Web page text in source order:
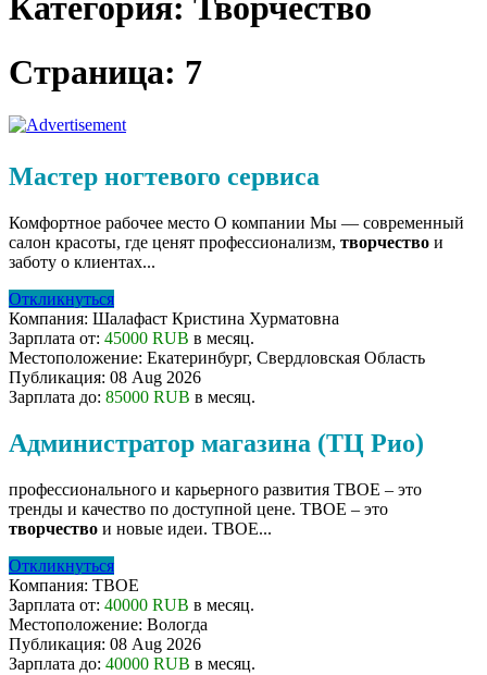
Категория: Творчество
Страница: 7
Мастер ногтевого сервиса
Комфортное рабочее место О компании Мы — современный
салон красоты, где ценят профессионализм, творчество и
заботу о клиентах...
Откликнуться
Компания: Шалафаст Кристина Хурматовна
Зарплата от: 45000 RUB в месяц.
Местоположение: Екатеринбург, Свердловская Область
Публикация: 08 Aug 2026
Зарплата до: 85000 RUB в месяц.
Администратор магазина (ТЦ Рио)
профессионального и карьерного развития ТВОЕ – это
тренды и качество по доступной цене. ТВОЕ – это
творчество и новые идеи. ТВОЕ...
Откликнуться
Компания: ТВОЕ
Зарплата от: 40000 RUB в месяц.
Местоположение: Вологда
Публикация: 08 Aug 2026
Зарплата до: 40000 RUB в месяц.